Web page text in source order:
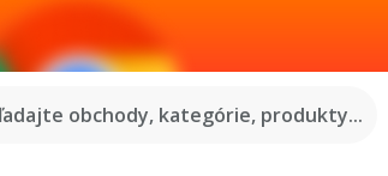
obchody, kategórie, produkty...